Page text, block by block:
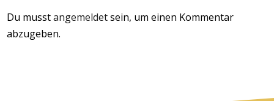
Du musstangemeldetsein, um einen Kommentar
abzugeben.